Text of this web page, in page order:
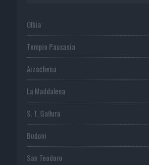
Olbia
Tempio Pausania
Arzachena
La Maddalena
S. T. Gallura
Budoni
San Teodoro